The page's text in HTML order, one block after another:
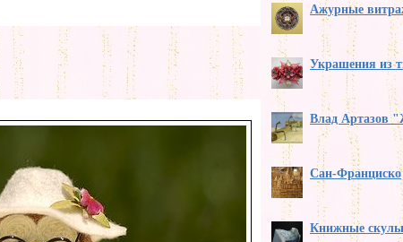
Ажурные
Украшения из
Влад Артазов
Сан-Франциско
Книжные